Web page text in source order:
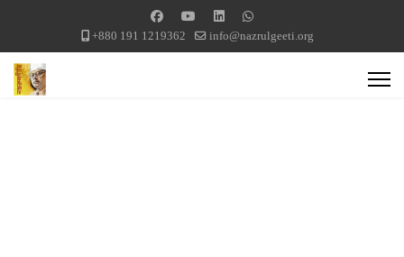
+880 191 1219362 info@nazrulgeeti.org